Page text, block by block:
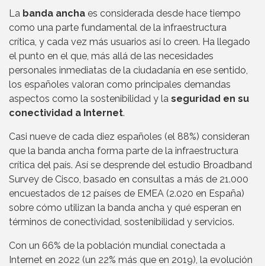
La banda ancha es considerada desde hace tiempo
como una parte fundamental de la infraestructura
crítica, y cada vez más usuarios así lo creen. Ha llegado
el punto en el que, más allá de las necesidades
personales inmediatas de la ciudadanía en ese sentido,
los españoles valoran como principales demandas
aspectos como la sostenibilidad y la seguridad en su
conectividad a Internet.
Casi nueve de cada diez españoles (el 88%) consideran
que la banda ancha forma parte de la infraestructura
crítica del país. Así se desprende del estudio Broadband
Survey de Cisco, basado en consultas a más de 21.000
encuestados de 12 países de EMEA (2.020 en España)
sobre cómo utilizan la banda ancha y qué esperan en
términos de conectividad, sostenibilidad y servicios.
Con un 66% de la población mundial conectada a
Internet en 2022 (un 22% más que en 2019), la evolución